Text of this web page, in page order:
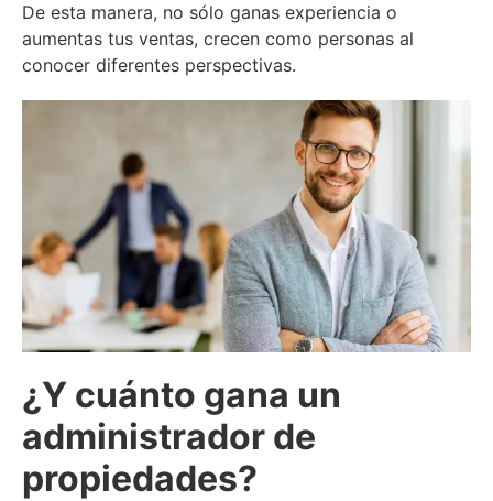
De esta manera, no sólo ganas experiencia o
aumentas tus ventas, crecen como personas al
conocer diferentes perspectivas.
¿Y cuánto gana un
administrador de
propiedades?